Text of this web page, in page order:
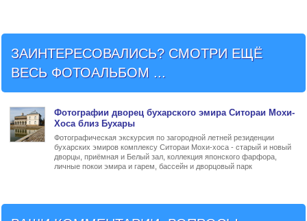
ЗАИНТЕРЕСОВАЛИСЬ? СМОТРИ ЕЩЁ
ВЕСЬ ФОТОАЛЬБОМ ...
Фотографии дворец бухарского эмира Ситораи Мохи-
Хоса близ Бухары
Фотографическая экскурсия по загородной летней резиденции
бухарских эмиров комплексу Ситораи Мохи-хоса - старый и новый
дворцы, приёмная и Белый зал, коллекция японского фарфора,
личные покои эмира и гарем, бассейн и дворцовый парк